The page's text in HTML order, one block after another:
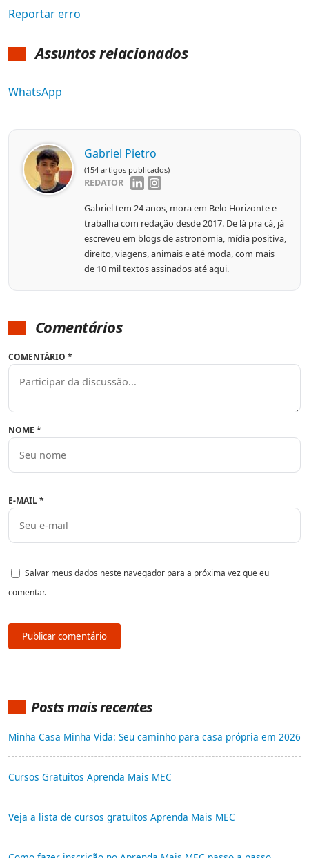
Reportar erro
Assuntos relacionados
WhatsApp
Gabriel Pietro
(154 artigos publicados)
REDATOR
Gabriel tem 24 anos, mora em Belo Horizonte e
trabalha com redação desde 2017. De lá pra cá, já
escreveu em blogs de astronomia, mídia positiva,
direito, viagens, animais e até moda, com mais
de 10 mil textos assinados até aqui.
Comentários
COMENTÁRIO *
NOME *
E-MAIL*
Salvar meus dados neste navegador para a próxima vez que eu
comentar.
Posts mais recentes
Minha Casa Minha Vida: Seu caminho para casa própria em 2026
Cursos Gratuitos Aprenda Mais MEC
Veja a lista de cursos gratuitos Aprenda Mais MEC